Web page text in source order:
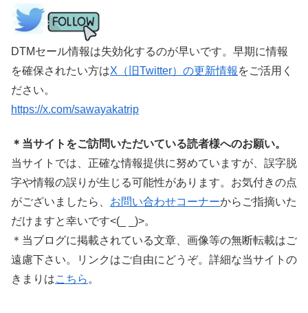
DTMセール情報は失効化するのが早いです。早期に情報
を確保されたい方はX（旧Twitter）の更新情報 をご活用く
ださい。
https://x.com/sawayakatrip
＊当サイトをご訪問いただいている読者様へのお願い。
当サイトでは、正確な情報提供に努めていますが、誤字脱
字や情報の誤りが生じる可能性があります。お気付きの点
がございましたら、 お問い合わせコーナーからご指摘いた
だけますと幸いです<(_ _)>。
＊当ブログに掲載されている文章、画像等の無断転載はご
遠慮下さい。リンクはご自由にどうぞ。詳細な当サイトの
きまりはこちら 。